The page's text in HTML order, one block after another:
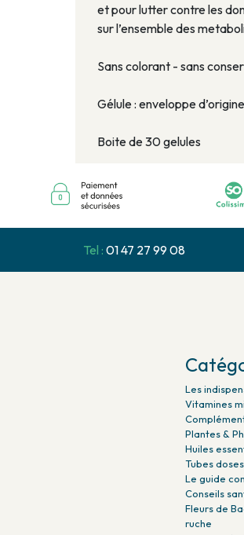
et pour lutter contre les
sur l’ensemble des
Sans colorant - sans
Gélule : enveloppe
Boite de 30 gelules
Tel : 01 47 27 99 08
Les
Vitamines
Plantes &
Huiles
Tubes
Le guide
Conseils
Fleurs de
ruche